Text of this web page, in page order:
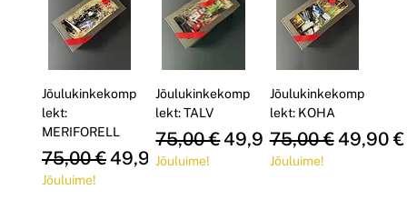
Jõulukinkekomp
lekt:
MERIFORELL
Regular Price
75,00 €Sale Price
49,90 €
Jõuluime!
Jõulukinkekomp
lekt: TALV
Regular Price
75,00 €Sale Price
49,90 €
Jõuluime!
Jõulukinkekomp
lekt: KOHA
Regular Price
75,00 €Sale
49,90 €
Jõuluime!